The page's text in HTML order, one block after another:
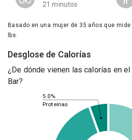
21 minutos
Basado en una mujer de 35 años que
lbs.
Desglose de Calorías
¿De dónde vienen las calorías en
Bar?
5.0%
Proteínas